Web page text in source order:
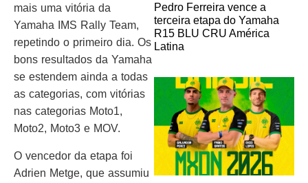
mais uma vitória da
Yamaha IMS Rally Team,
repetindo o primeiro dia. Os
bons resultados da Yamaha
se estendem ainda a todas
as categorias, com vitórias
nas categorias Moto1,
Moto2, Moto3 e MOV.
O vencedor da etapa foi
Adrien Metge, que assumiu
Pedro Ferreira vence a
terceira etapa do Yamaha
R15 BLU CRU América
Latina